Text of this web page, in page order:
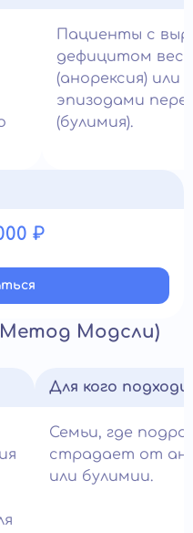
Пациенты с
дефицитом веса
(анорексия) или
эпизодами
(булимия).
₽
Модсли)
Для кого
Семьи, где
страдает от
или булимии.